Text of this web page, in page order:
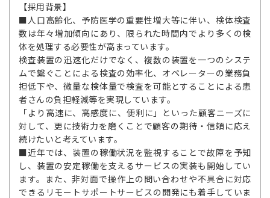
【採用背景】
■人口高齢化、予防医学の重要性増大等に伴い、検体検査
数は年々増加傾向にあり、限られた時間内でより多くの検
体を処理する必要性が高まっています。
検査装置の迅速化だけでなく、複数の装置を一つのシステ
ムで繋ぐことによる検査の効率化、オペレーターの業務負
担低下や、微量な検体量で検査を可能とすることによる患
者さんの負担軽減等を実現しています。
「より高速に、高感度に、便利に」といった顧客ニーズに
対して、更に技術力を磨くことで顧客の期待・信頼に応え
続けたいと考えています。
■近年では、装置の稼働状況を監視することで故障を予知
し、装置の安定稼働を支えるサービスの実装も開始してい
ます。また、非対面で操作上の問い合わせや不具合に対応
できるリモートサポートサービスの開発にも着手していま